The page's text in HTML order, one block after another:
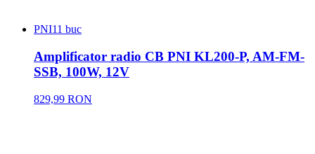
PNI11 buc
Amplificator radio CB PNI KL200-P, AM-FM-
SSB, 100W, 12V
829,99 RON